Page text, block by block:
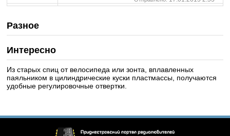
Разное
Интересно
Из старых спиц от велосипеда или зонта, вплавленных
паяльником в цилиндрические куски пластмассы, получаются
удобные регулировочные отвертки.